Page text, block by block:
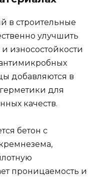
в строительные
улучшить
износостойкости
добавляются в
для
качеств.
бетон с
проницаемость и